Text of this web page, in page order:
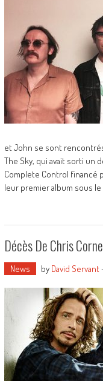
et John se sont
The Sky, qui avait sorti un
Complete Control financé
leur premier album sous le
Décès De Chris
News by David Servant